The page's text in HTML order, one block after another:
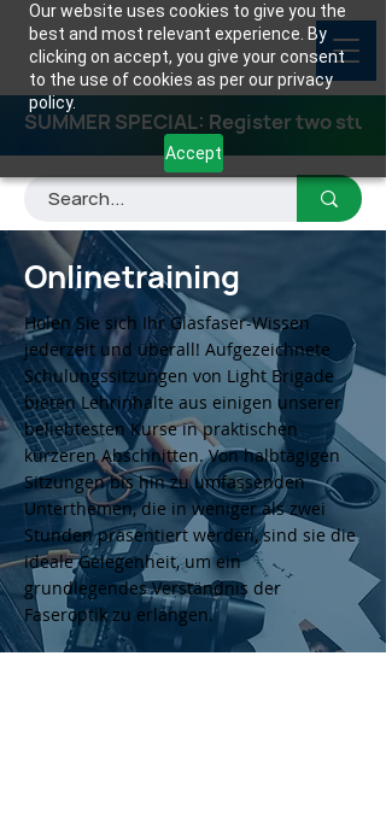
Our website uses cookies to give you the
best and most relevant experience. By
clicking on accept, you give your consent
to the use of cookies as per our privacy
policy.
Accept
SUMMER SPECIAL: Register two
Onlinetraining
Holen Sie sich Ihr Glasfaser-Wissen
jederzeit und überall! Aufgezeichnete
Schulungssitzungen von Light Brigade
bieten Lehrinhalte aus einigen unserer
beliebtesten Kurse in praktischen
kürzeren Abschnitten. Von halbtägigen
Sitzungen bis hin zu umfassenden
Unterthemen, die in weniger als zwei
Stunden präsentiert werden, sind sie die
ideale Gelegenheit, um ein
grundlegendes Verständnis der
Faseroptik zu erlangen.